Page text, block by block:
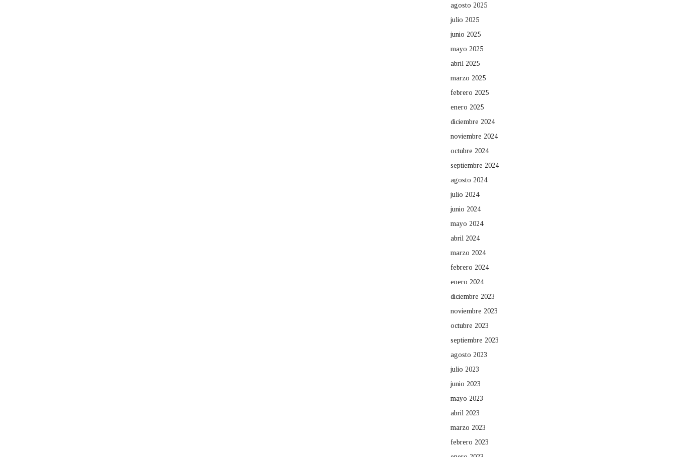
agosto 2025
julio 2025
junio 2025
mayo 2025
abril 2025
marzo 2025
febrero 2025
enero 2025
diciembre 2024
noviembre 2024
octubre 2024
septiembre 2024
agosto 2024
julio 2024
junio 2024
mayo 2024
abril 2024
marzo 2024
febrero 2024
enero 2024
diciembre 2023
noviembre 2023
octubre 2023
septiembre 2023
agosto 2023
julio 2023
junio 2023
mayo 2023
abril 2023
marzo 2023
febrero 2023